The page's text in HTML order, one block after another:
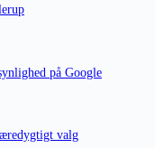
på Google
valg